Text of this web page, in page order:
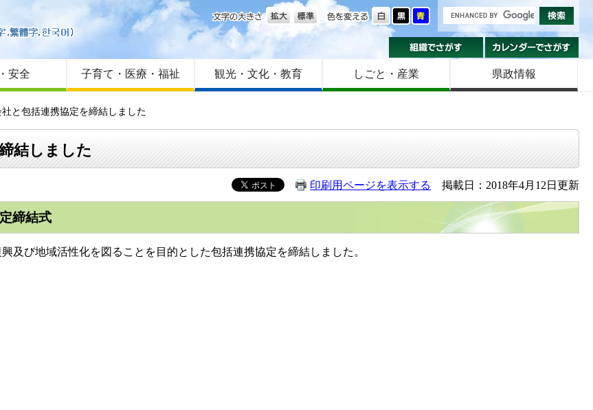
はじめての方へ
Foreign language
サイトマップ
色を変える
文字の大きさ
組織でさがす
安全 子育て・医療・福祉 観光・文化・教育 しごと・産業 県政情報
と包括連携協定を締結しました
結しました
印刷用ページを表示する 掲載日：2018年4月12日更新
締結式
び地域活性化を図ることを目的とした包括連携協定を締結しました。